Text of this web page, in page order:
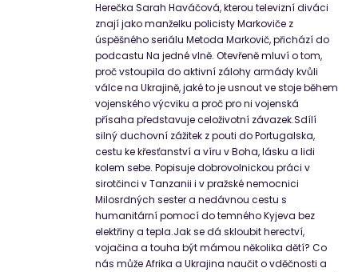
Herečka Sarah Haváčová, kterou televizní diváci
znají jako manželku policisty Markoviče z
úspěšného seriálu Metoda Markovič, přichází do
podcastu Na jedné vlně. Otevřeně mluví o tom,
proč vstoupila do aktivní zálohy armády kvůli
válce na Ukrajině, jaké to je usnout ve stoje během
vojenského výcviku a proč pro ni vojenská
přísaha představuje celoživotní závazek.Sdílí
silný duchovní zážitek z pouti do Portugalska,
cestu ke křesťanství a víru v Boha, lásku a lidi
kolem sebe. Popisuje dobrovolnickou práci v
sirotčinci v Tanzanii i v pražské nemocnici
Milosrdných sester a nedávnou cestu s
humanitární pomocí do temného Kyjeva bez
elektřiny a tepla.Jak se dá skloubit herectví,
vojačina a touha být mámou několika dětí? Co
nás může Afrika a Ukrajina naučit o vděčnosti a